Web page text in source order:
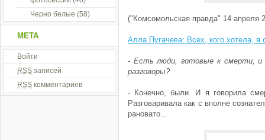
("Комсомольская правда" 14 апреля
Алла Пугачева: Всех, кого хотела, я
- Есть люди, готовые к смерти, и
разговоры?
- Конечно, были. И я говорила
Разговаривала как с вполне
рановато...
Черно белые (58)
МЕТА
Войти
RSS записей
RSS комментариев